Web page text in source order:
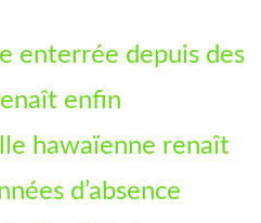
enterrée depuis des
enfin
hawaïenne renaît
d’absence